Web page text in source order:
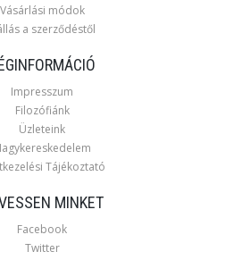
Vásárlási módok
a szerződéstől
Impresszum
Filozófiánk
Üzleteink
Tájékoztató
MINKET
Facebook
Twitter